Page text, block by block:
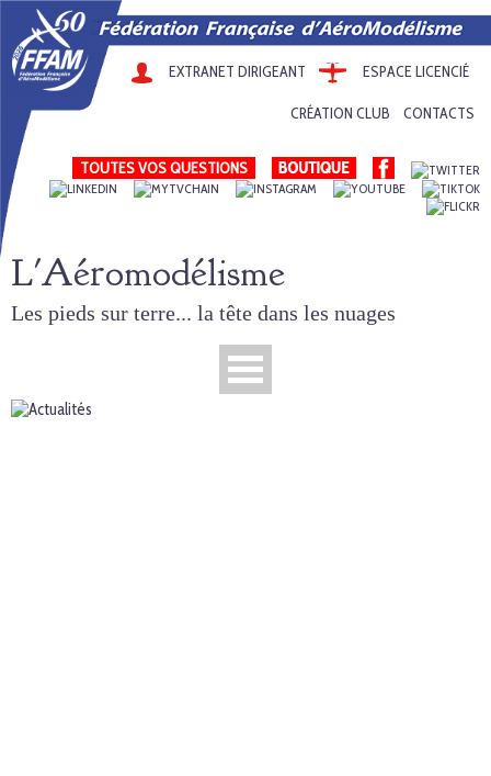
EXTRANET DIRIGEANT ESPACE LICENCIÉ
CRÉATION CLUB CONTACTS
TOUTES VOS QUESTIONS
L'Aéromodélisme
Les pieds sur terre... la tête dans les nuages